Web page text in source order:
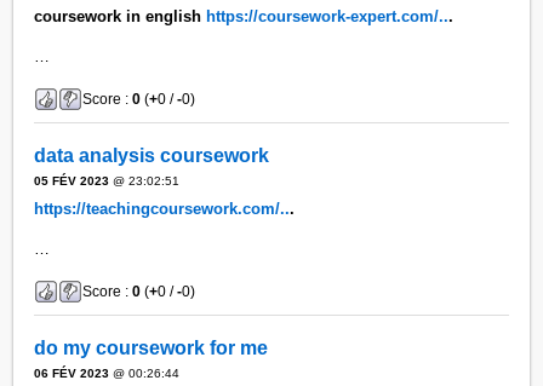
coursework in englishhttps://coursework-expert.com/...
…
Score :0 (+0 /-0)
data analysis coursework
05 FÉV 2023 @ 23:02:51
https://teachingcoursework.com/...
…
Score :0 (+0 /-0)
do my coursework for me
06 FÉV 2023 @ 00:26:44